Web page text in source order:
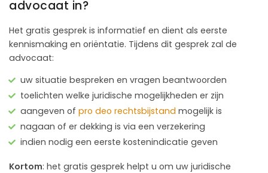
advocaat in?
Het gratis gesprek is informatief en dient als eerste
kennismaking en oriëntatie. Tijdens dit gesprek zal de
advocaat:
uw situatie bespreken en vragen beantwoorden
toelichten welke juridische mogelijkheden er zijn
aangeven of pro deo rechtsbijstand mogelijk is
nagaan of er dekking is via een verzekering
indien nodig een eerste kostenindicatie geven
Kortom: het gratis gesprek helpt u om uw juridische